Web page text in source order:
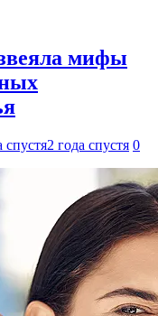
мифы
спустя2 года спустя 0